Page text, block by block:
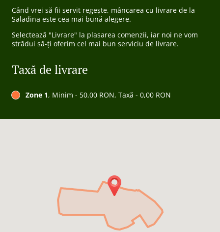
Când vrei să fii servit regește, mâncarea cu livrare de la
Saladina este cea mai bună alegere.
Selectează "Livrare" la plasarea comenzii, iar noi ne vom
strădui să-ți oferim cel mai bun serviciu de livrare.
Taxă de livrare
Zone 1, Minim - 50,00 RON, Taxă - 0,00 RON